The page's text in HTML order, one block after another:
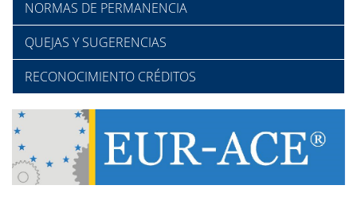
NORMAS DE PERMANENCIA
QUEJAS Y SUGERENCIAS
RECONOCIMIENTO CRÉDITOS